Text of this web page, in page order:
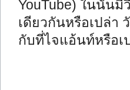
YouTube) ในนั้น
เดียวกันหรือเปล่า
กับที่ไจแอ้นท์หรือ